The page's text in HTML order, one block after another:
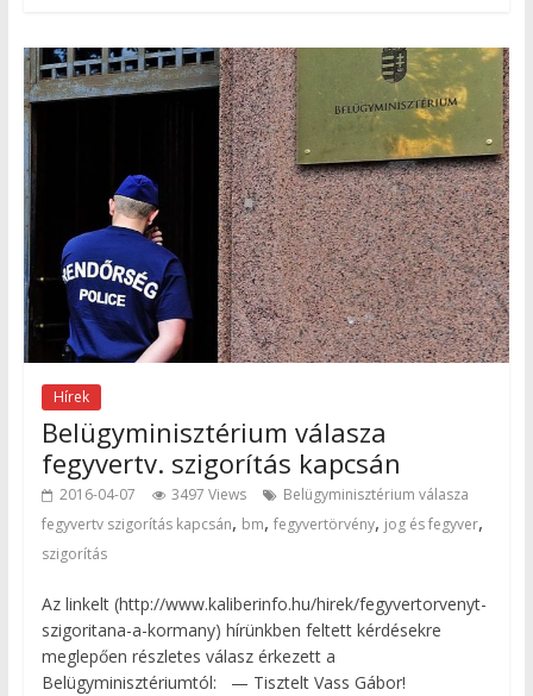
Hírek
Belügyminisztérium válasza
fegyvertv. szigorítás kapcsán
2016-04-07 3497 Views
Belügyminisztérium válasza
fegyvertv szigorítás kapcsán, bm, fegyvertörvény, jog és fegyver,
szigorítás
Az linkelt (http://www.kaliberinfo.hu/hirek/fegyvertorvenyt-
szigoritana-a-kormany) hírünkben feltett kérdésekre
meglepően részletes válasz érkezett a
Belügyminisztériumtól: — Tisztelt Vass Gábor!